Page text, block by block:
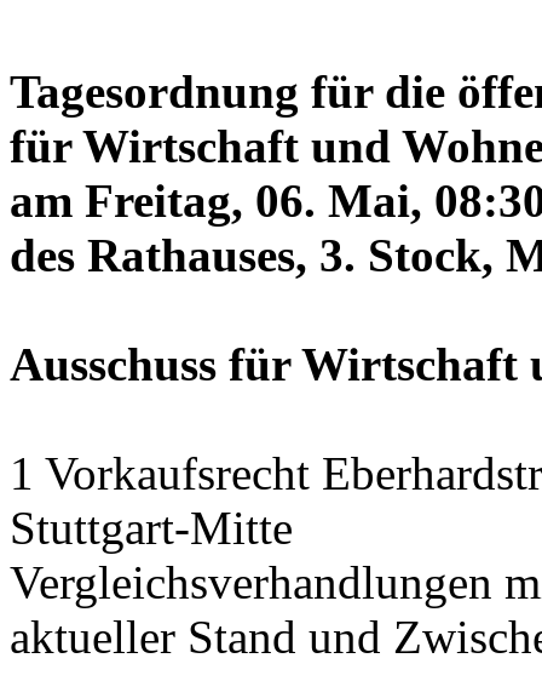
Tagesordnung für die
für Wirtschaft und
am Freitag, 06. Mai,
des Rathauses, 3. Stock,
Ausschuss für Wirtschaft
1 Vorkaufsrecht
Stuttgart-Mitte
Vergleichsverhandlungen
aktueller Stand und